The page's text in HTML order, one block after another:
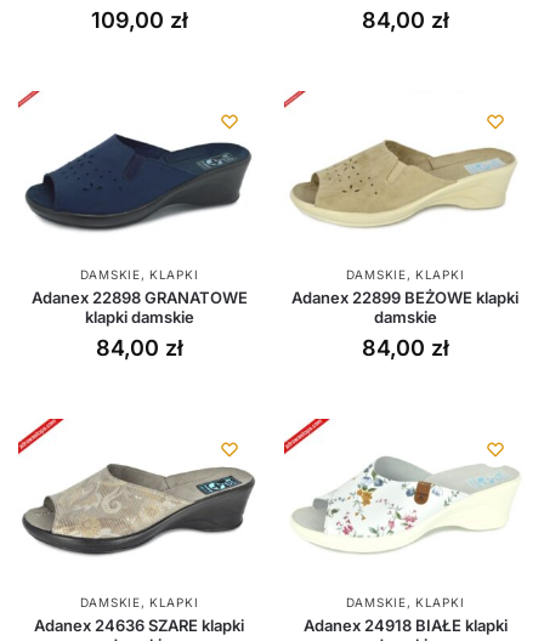
109,00 zł 84,00 zł
DAMSKIE,KLAPKI
Adanex 22898 GRANATOWE
klapki damskie
84,00 zł
DAMSKIE,KLAPKI
Adanex 22899 BEŻOWE klapki
damskie
84,00 zł
DAMSKIE,KLAPKI
Adanex 24636 SZARE klapki
DAMSKIE,KLAPKI
Adanex 24918 BIAŁE klapki